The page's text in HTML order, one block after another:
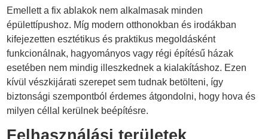
Emellett a fix ablakok nem alkalmasak minden
épülettípushoz. Míg modern otthonokban és irodákban
kifejezetten esztétikus és praktikus megoldásként
funkcionálnak, hagyományos vagy régi építésű házak
esetében nem mindig illeszkednek a kialakításhoz. Ezen
kívül vészkijárati szerepet sem tudnak betölteni, így
biztonsági szempontból érdemes átgondolni, hogy hova és
milyen céllal kerülnek beépítésre.
Felhasználási területek